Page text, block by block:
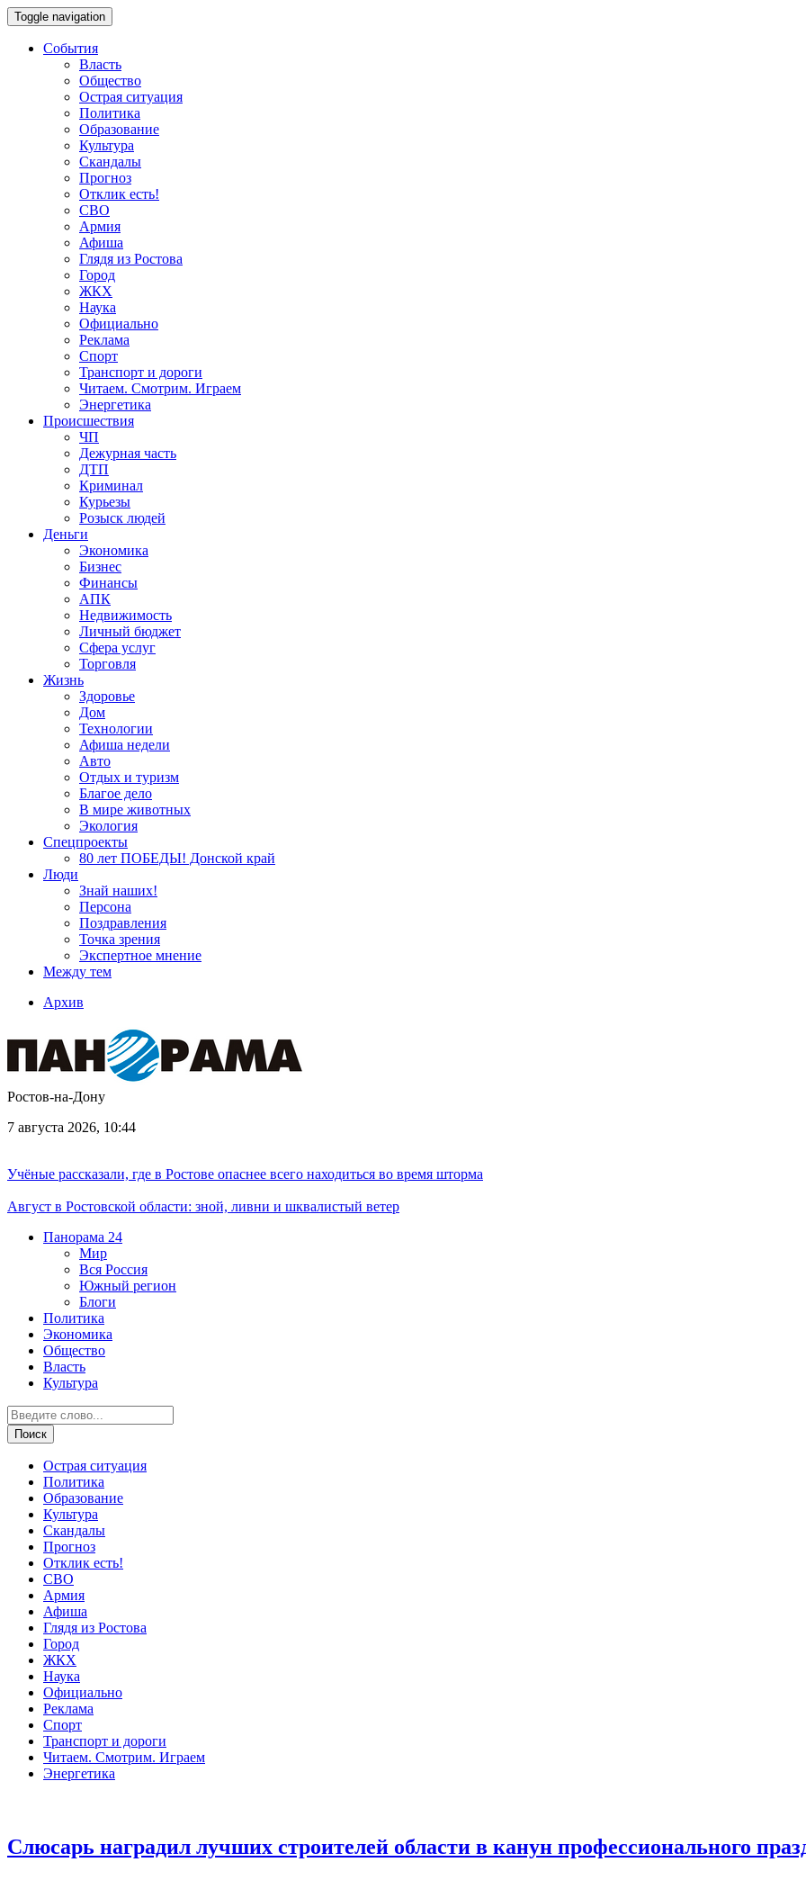
Toggle navigation
События
Власть
Общество
Острая ситуация
Политика
Образование
Культура
Скандалы
Прогноз
Отклик есть!
СВО
Армия
Афиша
Глядя из Ростова
Город
ЖКХ
Наука
Официально
Реклама
Спорт
Транспорт и дороги
Читаем. Смотрим. Играем
Энергетика
Происшествия
ЧП
Дежурная часть
ДТП
Криминал
Курьезы
Розыск людей
Деньги
Экономика
Бизнес
Финансы
АПК
Недвижимость
Личный бюджет
Сфера услуг
Торговля
Жизнь
Здоровье
Дом
Технологии
Афиша недели
Авто
Отдых и туризм
Благое дело
В мире животных
Экология
Спецпроекты
80 лет ПОБЕДЫ! Донской край
Люди
Знай наших!
Персона
Поздравления
Точка зрения
Экспертное мнение
Между тем
Архив
Ростов-на-Дону
7 августа 2026, 10:44
Учёные рассказали, где в Ростове опаснее всего находиться во время шторма
Август в Ростовской области: зной, ливни и шквалистый ветер
Панорама 24
Мир
Вся Россия
Южный регион
Блоги
Политика
Экономика
Общество
Власть
Культура
Острая ситуация
Политика
Образование
Культура
Скандалы
Прогноз
Отклик есть!
СВО
Армия
Афиша
Глядя из Ростова
Город
ЖКХ
Наука
Официально
Реклама
Спорт
Транспорт и дороги
Читаем. Смотрим. Играем
Энергетика
Слюсарь наградил лучших строителей области в канун профессионального